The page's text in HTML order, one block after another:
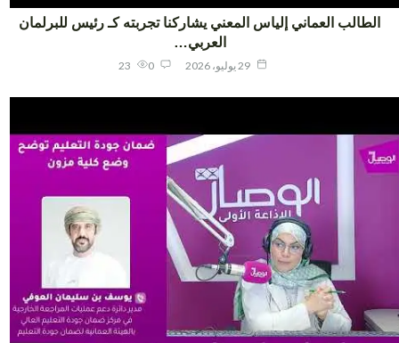
العماني إلياس المعني يشاركنا تجربته كـ رئيس للبرلمان
العربي…
23